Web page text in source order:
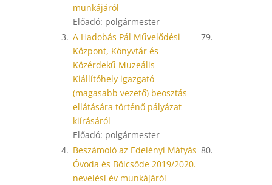
munkájáról
Előadó: polgármester
3. A Hadobás Pál Művelődési
Központ, Könyvtár és
Közérdekű Muzeális
Kiállítóhely igazgató
(magasabb vezető) beosztás
ellátására történő pályázat
kiírásáról
Előadó: polgármester
79.
4. Beszámoló az Edelényi Mátyás
Óvoda és Bölcsőde 2019/2020.
nevelési év munkájáról
80.